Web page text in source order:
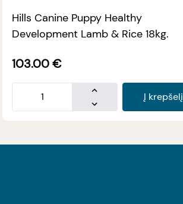
Hills Canine Puppy Healthy
Development Lamb & Rice 18kg.
103.00 €
Į krepšelį